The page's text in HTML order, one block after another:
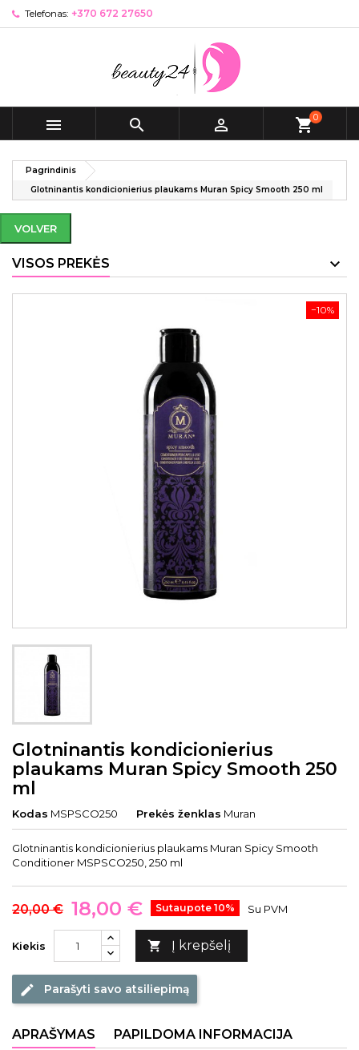
Telefonas: +370 672 27650
   shopping_cart0
Pagrindinis
Glotninantis kondicionierius plaukams Muran Spicy Smooth 250 ml
VOLVER
VISOS PREKĖS
−10%
Glotninantis kondicionierius
plaukams Muran Spicy Smooth 250
ml
Kodas MSPSCO250 Prekės ženklas Muran
Glotninantis kondicionierius plaukams Muran Spicy Smooth
Conditioner MSPSCO250, 250 ml
20,00 € 18,00 € Sutaupote 10% Su PVM
Kiekis  Į krepšelį
edit Parašyti savo atsiliepimą
APRAŠYMAS PAPILDOMA INFORMACIJA